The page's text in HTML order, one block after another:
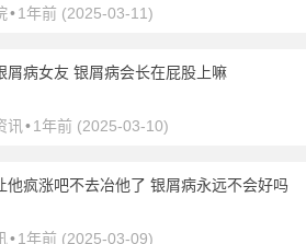
•1年前 (2025-03-11)
屑病女友 银屑病会长在屁股上嘛
讯 •1年前 (2025-03-10)
他疯涨吧不去冶他了 银屑病永远不会好吗
•1年前 (2025-03-09)